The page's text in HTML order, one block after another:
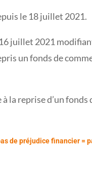
le 18 juillet 2021.
juillet 2021
un fonds de
la reprise d’un
de préjudice financier =